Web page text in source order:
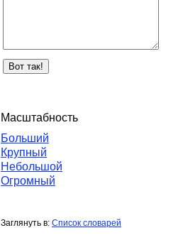
Масштабность
Больший
Крупный
Небольшой
Огромный
Заглянуть в: Список словарей